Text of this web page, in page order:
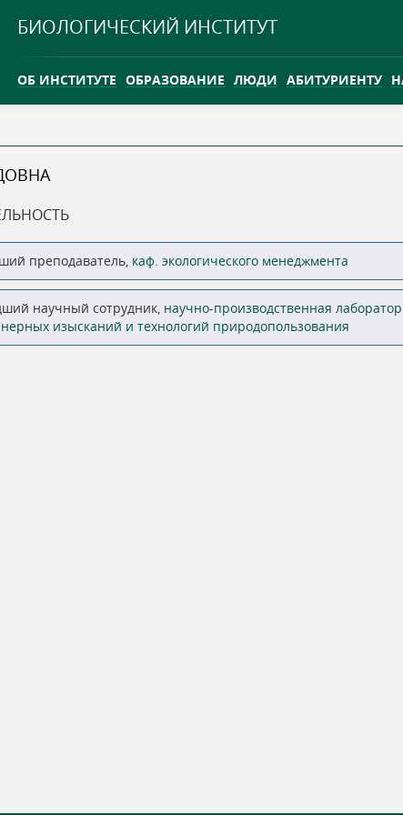
БИОЛОГИЧЕСКИЙ ИНСТИТУТ
ОБ ИНСТИТУТЕ ОБРАЗОВАНИЕ ЛЮДИ АБИТУРИЕНТУ
ТГУ ОТКРЫЛ ИССЛЕДОВАТЕЛЬСКУЮ СТАНЦИЮ НА
преподаватель, каф. экологического менеджмента
научный сотрудник, научно-производственная
изысканий и технологий природопользования